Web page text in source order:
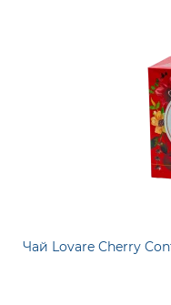
Чай Lovare Cherry